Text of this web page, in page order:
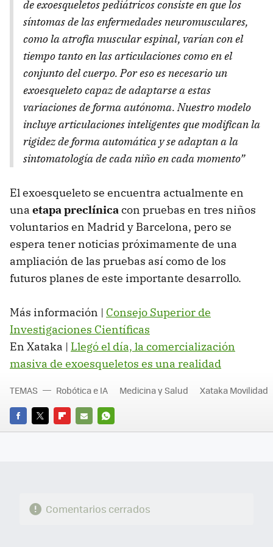
de exoesqueletos pediátricos consiste en que los
síntomas de las enfermedades neuromusculares,
como la atrofia muscular espinal, varían con el
tiempo tanto en las articulaciones como en el
conjunto del cuerpo. Por eso es necesario un
exoesqueleto capaz de adaptarse a estas
variaciones de forma autónoma. Nuestro modelo
incluye articulaciones inteligentes que modifican la
rigidez de forma automática y se adaptan a la
sintomatología de cada niño en cada momento”
El exoesqueleto se encuentra actualmente en
una etapa preclínicacon pruebas en tres niños
voluntarios en Madrid y Barcelona, pero se
espera tener noticias próximamente de una
ampliación de las pruebas así como de los
futuros planes de este importante desarrollo.
Más información | Consejo Superior de
Investigaciones Científicas
En Xataka | Llegó el día, la comercialización
masiva de exoesqueletos es una realidad
FACEBOOK
TWITTERFLIPBOARD
E-
WHATSAPP
TEMAS Robótica e IA Medicina y Salud Xataka Movilidad
Comentarios cerrados